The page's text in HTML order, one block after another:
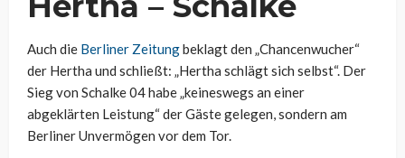
Auch die Berliner Zeitungbeklagt den „Chancenwucher“
der Hertha und schließt: „Hertha schlägt sich selbst“. Der
Sieg von Schalke 04 habe „keineswegs an einer
abgeklärten Leistung“ der Gäste gelegen, sondern am
Berliner Unvermögen vor dem Tor.